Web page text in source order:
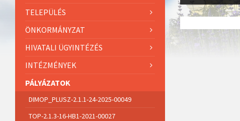
TELEPÜLÉS
ÖNKORMÁNYZAT
HIVATALI ÜGYINTÉZÉS
INTÉZMÉNYEK
PÁLYÁZATOK
DIMOP_PLUSZ-2.1.1-24-2025-00049
TOP-2.1.3-16-HB1-2021-00027